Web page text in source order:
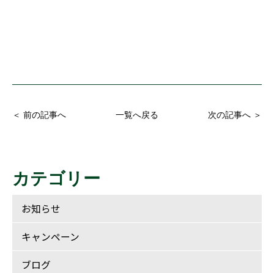
＜ 前の記事へ 一覧へ戻る 次の記事へ ＞
カテゴリー
お知らせ
キャンペーン
ブログ